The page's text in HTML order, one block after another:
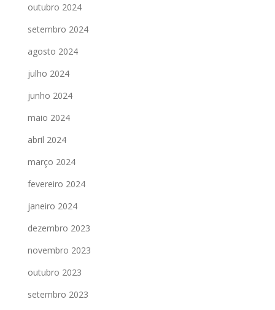
outubro 2024
setembro 2024
agosto 2024
julho 2024
junho 2024
maio 2024
abril 2024
março 2024
fevereiro 2024
janeiro 2024
dezembro 2023
novembro 2023
outubro 2023
setembro 2023